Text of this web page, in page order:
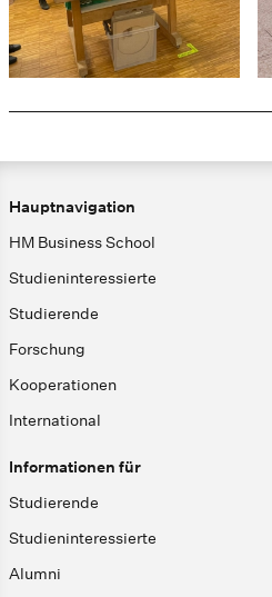
Hauptnavigation
HM Business School
Studieninteressierte
Studierende
Forschung
Kooperationen
International
Informationen für
Studierende
Studieninteressierte
Alumni